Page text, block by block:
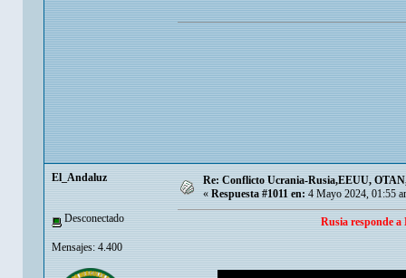
El_Andaluz
Desconectado
Mensajes: 4.400
Re: Conflicto Ucrania-Rusia,EEUU,
« Respuesta #1011 en: 4 Mayo 2024, 01:55
Rusia responde